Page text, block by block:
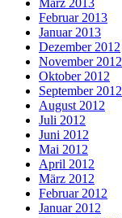
März 2013
Februar 2013
Januar 2013
Dezember 2012
November 2012
Oktober 2012
September 2012
August 2012
Juli 2012
Juni 2012
Mai 2012
April 2012
März 2012
Februar 2012
Januar 2012